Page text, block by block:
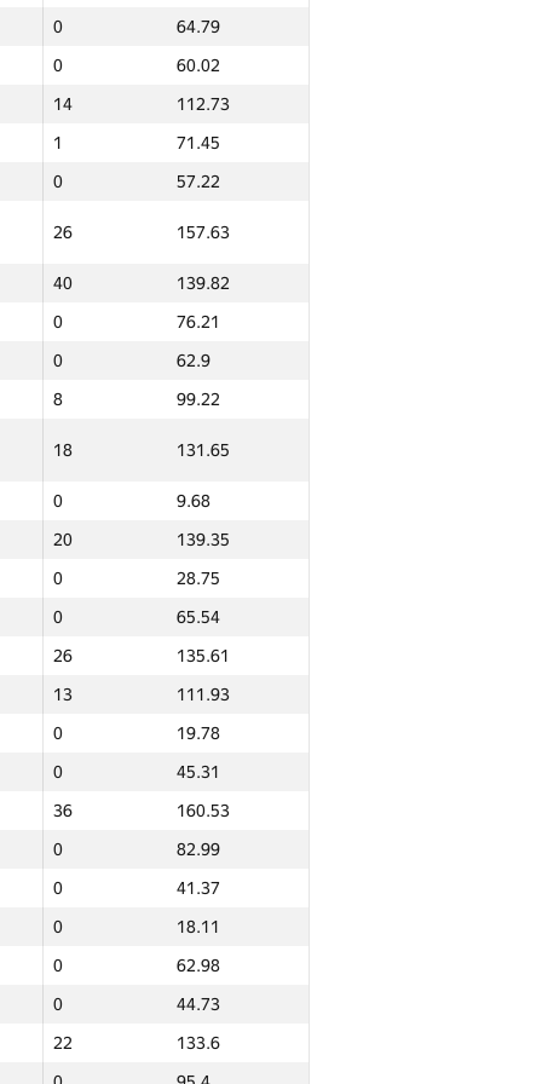
0
64.79
0
60.02
14
112.73
1
71.45
0 57.22
26 157.63
40
139.82
0
76.21
0
62.9
8 99.22
18 131.65
0
9.68
20
139.35
0
28.75
0
65.54
26
135.61
13
111.93
0
19.78
0
45.31
36
160.53
0
82.99
0
41.37
0
18.11
0
62.98
0
44.73
22
133.6
7
116.3
0
90.6
0
31.31
0
62.28
0
76.96
0
31.75
0
20.5
0
20.4
0
41.7
0
57.81
0
28.65
0
28.24
4
105.21
0
81
0
0
0
27.84
0
60.29
0
64.79
0
60.02
14
112.73